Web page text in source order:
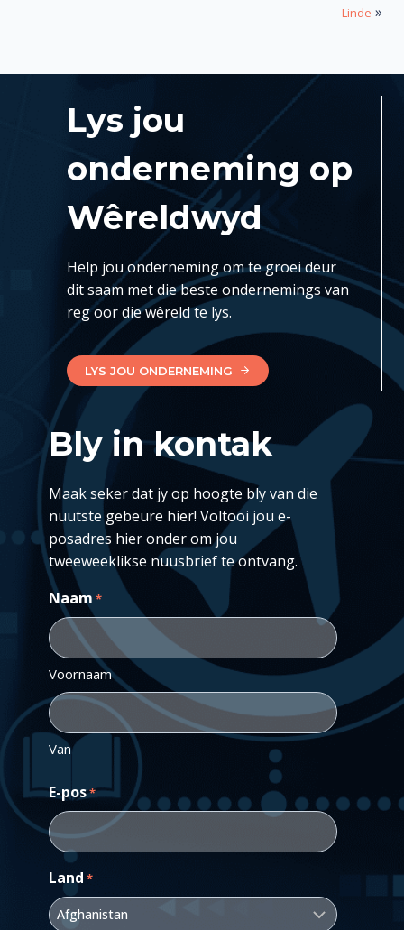
Linde »
Lys jou
onderneming op
Wêreldwyd
Help jou onderneming om te groei deur
dit saam met die beste ondernemings van
reg oor die wêreld te lys.
LYS JOU ONDERNEMING
Bly in kontak
Maak seker dat jy op hoogte bly van die
nuutste gebeure hier! Voltooi jou e-
posadres hier onder om jou
tweeweeklikse nuusbrief te ontvang.
Naam *
Voornaam
Van
E-pos*
Land *